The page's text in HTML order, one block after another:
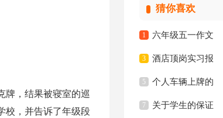
牌，结果被寝室的巡
校，并告诉了年级段
猜你喜欢
1 六年级五一作文
300字集锦7篇
3 酒店顶岗实习报
告十篇
5 个人车辆上牌的
委托书
7 关于学生的保证